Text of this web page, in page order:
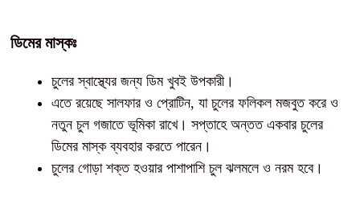
ডিমের মাস্কঃ
চুলের স্বাস্থ্যের জন্য ডিম খুবই উপকারী।
এতে রয়েছে সালফার ও প্রোটিন, যা চুলের ফলিকল মজবুত করে ও
নতুন চুল গজাতে ভূমিকা রাখে। সপ্তাহে অন্তত একবার চুলের
ডিমের মাস্ক ব্যবহার করতে পারেন।
চুলের গোড়া শক্ত হওয়ার পাশাপাশি চুল ঝলমলে ও নরম হবে।